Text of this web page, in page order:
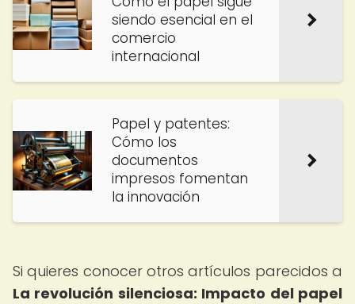
siendo esencial en el
comercio
internacional
Papel y patentes:
Cómo los
documentos
impresos fomentan
la innovación
Si quieres conocer otros artículos parecidos a
La revolución silenciosa: Impacto del papel